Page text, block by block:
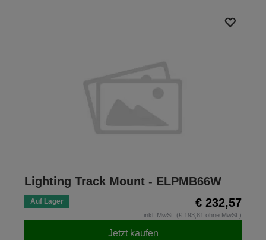
Lighting Track Mount - ELPMB66W
Auf Lager € 232,57
inkl. MwSt. (€ 193,81 ohne MwSt.)
Jetzt kaufen